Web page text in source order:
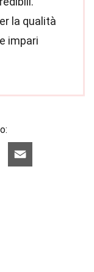
la qualità
impari